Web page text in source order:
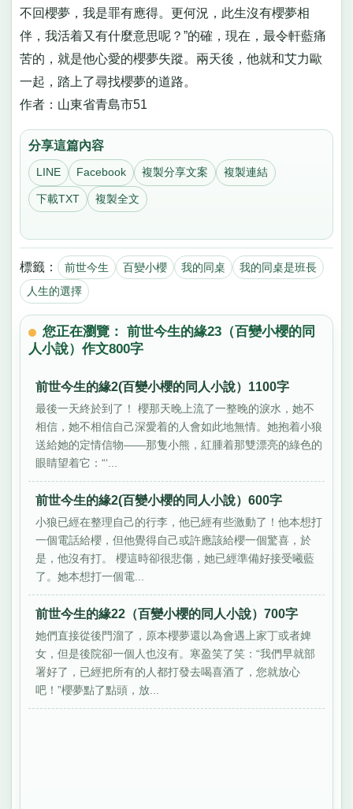
不回櫻夢，我是罪有應得。更何況，此生沒有櫻夢相
伴，我活着又有什麼意思呢？”的確，現在，最令軒藍痛
苦的，就是他心愛的櫻夢失蹤。兩天後，他就和艾力歐
一起，踏上了尋找櫻夢的道路。
作者：山東省青島市51
分享這篇內容
LINE Facebook 複製分享文案 複製連結
下載TXT 複製全文
標籤： 前世今生 百變小櫻 我的同桌
我的同桌是班長
人生的選擇
您正在瀏覽： 前世今生的緣23（百變小櫻的同
人小說）作文800字
前世今生的緣2(百變小櫻的同人小說）1100字
最後一天終於到了！ 櫻那天晚上流了一整晚的淚水，她不
相信，她不相信自己深愛着的人會如此地無情。她抱着小狼
送給她的定情信物——那隻小熊，紅腫着那雙漂亮的綠色的
眼睛望着它：“‘...
前世今生的緣2(百變小櫻的同人小說）600字
小狼已經在整理自己的行李，他已經有些激動了！他本想打
一個電話給櫻，但他覺得自己或許應該給櫻一個驚喜，於
是，他沒有打。 櫻這時卻很悲傷，她已經準備好接受曦藍
了。她本想打一個電...
前世今生的緣22（百變小櫻的同人小說）700字
她們直接從後門溜了，原本櫻夢還以為會遇上家丁或者婢
女，但是後院卻一個人也沒有。寒盈笑了笑：“我們早就部
署好了，已經把所有的人都打發去喝喜酒了，您就放心
吧！”櫻夢點了點頭，放...